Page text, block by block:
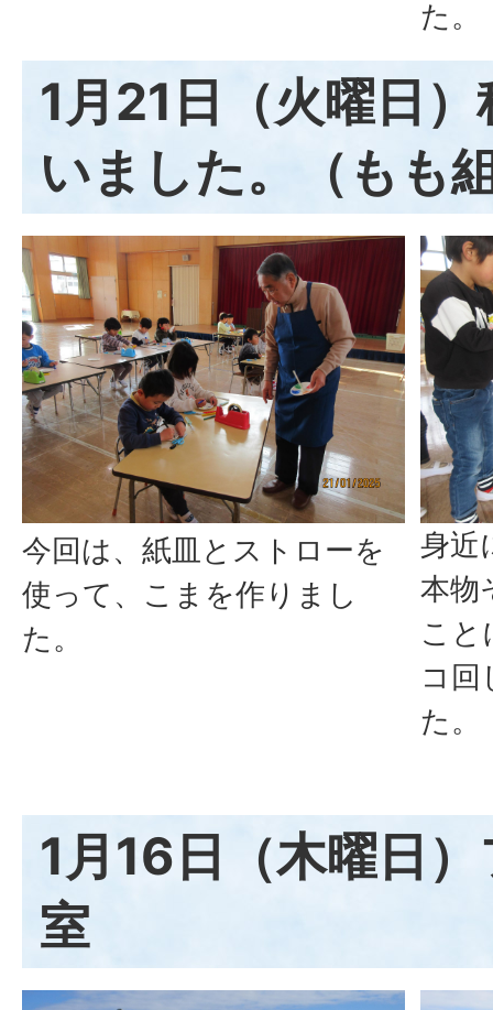
た。
1月21日（火曜日
いました。（もも
今回は、紙皿とストローを
使って、こまを作りまし
た。
身近
本物
こと
コ回
た。
1月16日（木曜日
室